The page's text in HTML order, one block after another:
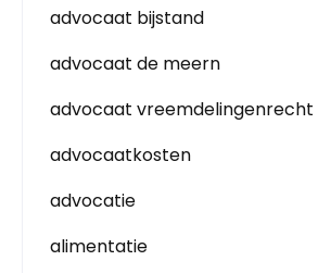
advocaat bijstand
advocaat de meern
advocaat vreemdelingenrecht
advocaatkosten
advocatie
alimentatie